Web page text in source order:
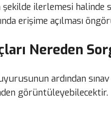
ilerlemesi halinde
erişime açılması
Nereden
ardından
görüntüleyebilecektir.